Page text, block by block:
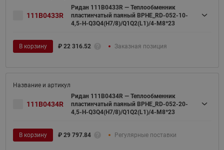
111B0433R
Ридан 111B0433R — Теплообменник
пластинчатый паяный BPHE_RD-052-10-
4,5-H-Q3Q4(H7/8)/Q1Q2(L1)/4-M8*23
В корзину ₽ 22 316.52 Заказная позиция
111B0434R
Ридан 111B0434R — Теплообменник
пластинчатый паяный BPHE_RD-052-20-
4,5-H-Q3Q4(H7/8)/Q1Q2(L1)/4-M8*23
В корзину ₽ 29 797.84 Регулярные поставки